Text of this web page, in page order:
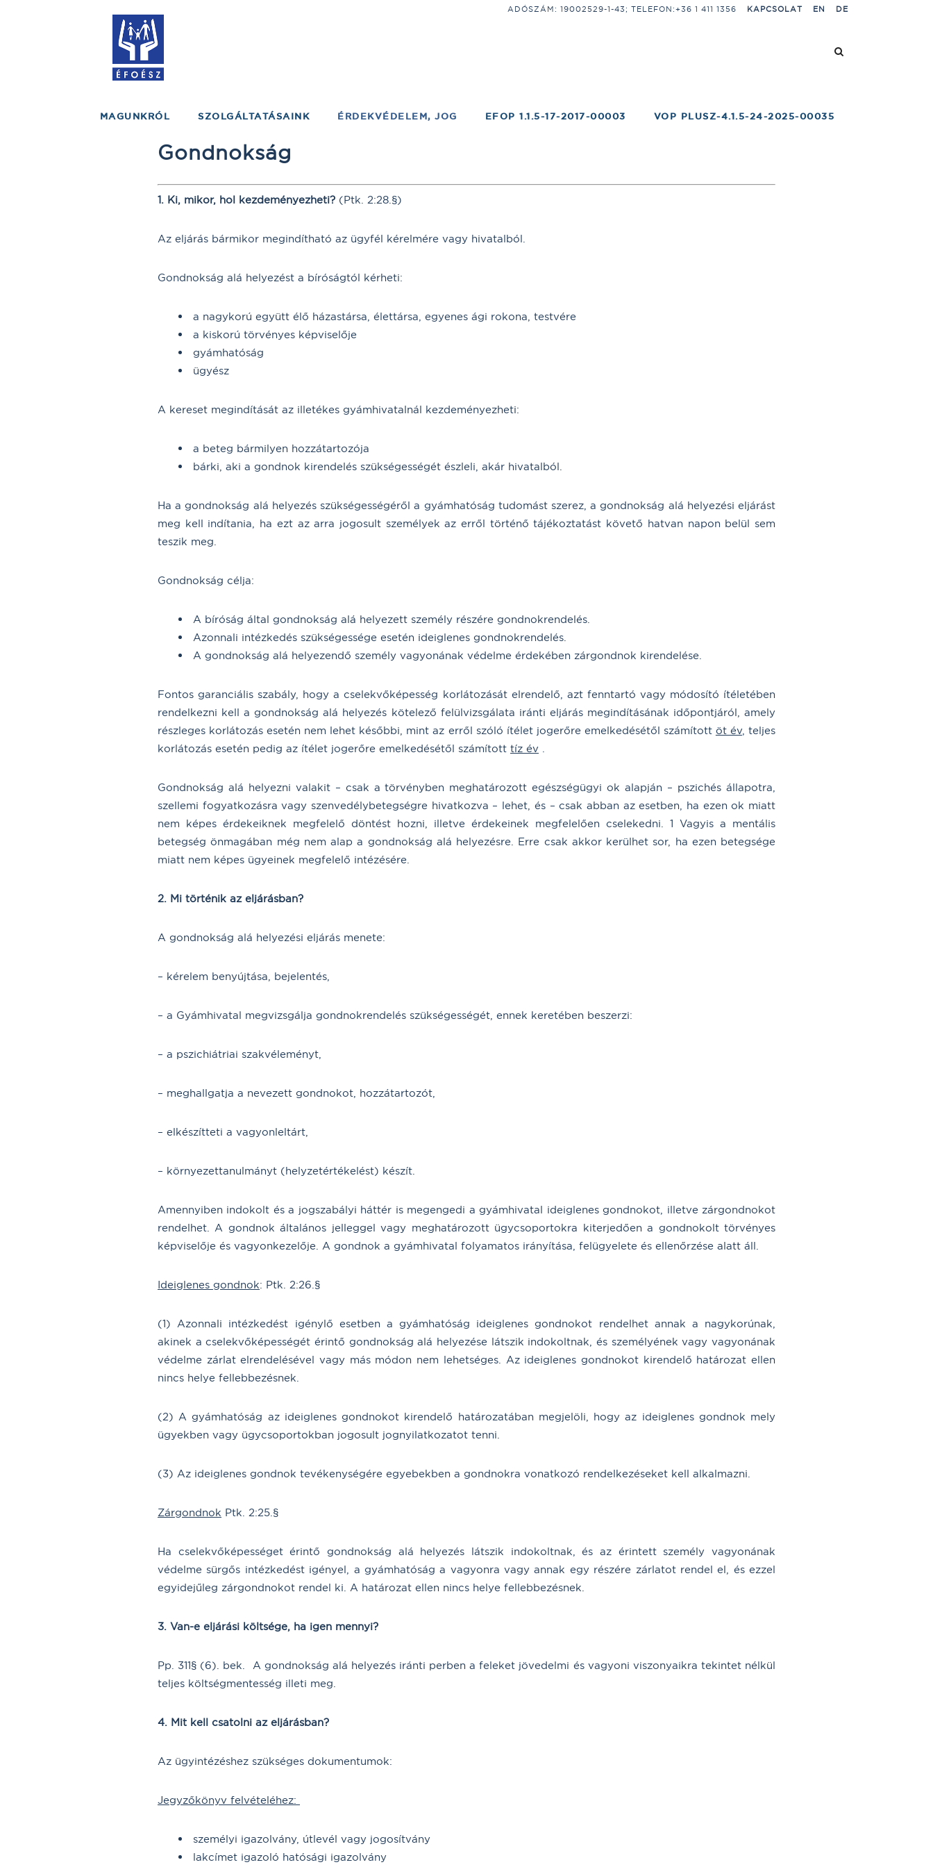
ADÓSZÁM: 19002529-1-43; TELEFON:+36 1 411 1356 KAPCSOLAT EN DE
MAGUNKRÓL SZOLGÁLTATÁSAINK ÉRDEKVÉDELEM, JOG EFOP 1.1.5-17-2017-00003 VOP PLUSZ-4.1.5-24-2025-00035
Gondnokság
1. Ki, mikor, hol kezdeményezheti? (Ptk. 2:28.§)
Az eljárás bármikor megindítható az ügyfél kérelmére vagy hivatalból.
Gondnokság alá helyezést a bíróságtól kérheti:
a nagykorú együtt élő házastársa, élettársa, egyenes ági rokona, testvére
a kiskorú törvényes képviselője
gyámhatóság
ügyész
A kereset megindítását az illetékes gyámhivatalnál kezdeményezheti:
a beteg bármilyen hozzátartozója
bárki, aki a gondnok kirendelés szükségességét észleli, akár hivatalból.
Ha a gondnokság alá helyezés szükségességéről a gyámhatóság tudomást szerez, a gondnokság alá helyezési eljárást
meg kell indítania, ha ezt az arra jogosult személyek az erről történő tájékoztatást követő hatvan napon belül sem
teszik meg.
Gondnokság célja:
A bíróság által gondnokság alá helyezett személy részére gondnokrendelés.
Azonnali intézkedés szükségessége esetén ideiglenes gondnokrendelés.
A gondnokság alá helyezendő személy vagyonának védelme érdekében zárgondnok kirendelése.
Fontos garanciális szabály, hogy a cselekvőképesség korlátozását elrendelő, azt fenntartó vagy módosító ítéletében
rendelkezni kell a gondnokság alá helyezés kötelező felülvizsgálata iránti eljárás megindításának időpontjáról, amely
részleges korlátozás esetén nem lehet későbbi, mint az erről szóló ítélet jogerőre emelkedésétől számított öt év, teljes
korlátozás esetén pedig az ítélet jogerőre emelkedésétől számított tíz év
Gondnokság alá helyezni valakit – csak a törvényben meghatározott egészségügyi ok alapján – pszichés állapotra,
szellemi fogyatkozásra vagy szenvedélybetegségre hivatkozva – lehet, és – csak abban az esetben, ha ezen ok miatt
nem képes érdekeiknek megfelelő döntést hozni, illetve érdekeinek megfelelően cselekedni. 1 Vagyis a mentális
betegség önmagában még nem alap a gondnokság alá helyezésre. Erre csak akkor kerülhet sor, ha ezen betegsége
miatt nem képes ügyeinek megfelelő intézésére.
2. Mi történik az eljárásban?
A gondnokság alá helyezési eljárás menete:
– kérelem benyújtása, bejelentés,
– a Gyámhivatal megvizsgálja gondnokrendelés szükségességét, ennek keretében beszerzi:
– a pszichiátriai szakvéleményt,
– meghallgatja a nevezett gondnokot, hozzátartozót,
– elkészítteti a vagyonleltárt,
– környezettanulmányt (helyzetértékelést) készít.
Amennyiben indokolt és a jogszabályi háttér is megengedi a gyámhivatal ideiglenes gondnokot, illetve zárgondnokot
rendelhet. A gondnok általános jelleggel vagy meghatározott ügycsoportokra kiterjedően a gondnokolt törvényes
képviselője és vagyonkezelője. A gondnok a gyámhivatal folyamatos irányítása, felügyelete és ellenőrzése alatt áll.
Ideiglenes gondnok: Ptk. 2:26.§
(1) Azonnali intézkedést igénylő esetben a gyámhatóság ideiglenes gondnokot rendelhet annak a nagykorúnak,
akinek a cselekvőképességét érintő gondnokság alá helyezése látszik indokoltnak, és személyének vagy vagyonának
védelme zárlat elrendelésével vagy más módon nem lehetséges. Az ideiglenes gondnokot kirendelő határozat ellen
nincs helye fellebbezésnek.
(2) A gyámhatóság az ideiglenes gondnokot kirendelő határozatában megjelöli, hogy az ideiglenes gondnok mely
ügyekben vagy ügycsoportokban jogosult jognyilatkozatot tenni.
(3) Az ideiglenes gondnok tevékenységére egyebekben a gondnokra vonatkozó rendelkezéseket kell alkalmazni.
Zárgondnok Ptk. 2:25.§
Ha cselekvőképességet érintő gondnokság alá helyezés látszik indokoltnak, és az érintett személy vagyonának
védelme sürgős intézkedést igényel, a gyámhatóság a vagyonra vagy annak egy részére zárlatot rendel el, és ezzel
egyidejűleg zárgondnokot rendel ki. A határozat ellen nincs helye fellebbezésnek.
3. Van-e eljárási költsége, ha igen mennyi?
Pp. 311§ (6). bek. A gondnokság alá helyezés iránti perben a feleket jövedelmi és vagyoni viszonyaikra tekintet nélkül
teljes költségmentesség illeti meg.
4. Mit kell csatolni az eljárásban?
Az ügyintézéshez szükséges dokumentumok:
Jegyzőkönyv felvételéhez:
személyi igazolvány, útlevél vagy jogosítvány
lakcímet igazoló hatósági igazolvány